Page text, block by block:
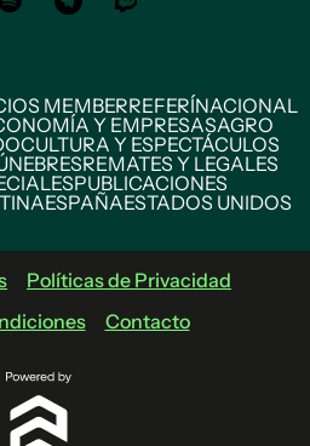
MEMBERREFERÍNACIONAL
Y EMPRESASAGRO
CULTURA Y ESPECTÁCULOS
REMATES Y LEGALES
PUBLICACIONES
ESPAÑAESTADOS UNIDOS
Políticas de Privacidad
Contacto